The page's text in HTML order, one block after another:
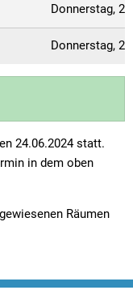
Donnerstag,
Donnerstag,
24.06.2024 statt.
in dem oben
Räumen